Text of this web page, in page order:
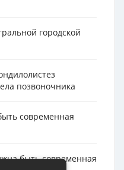
городской
позвоночника
современная
быть современная